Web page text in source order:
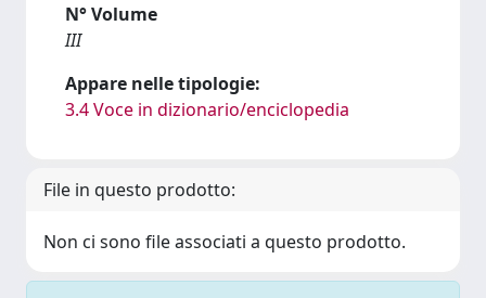
N° Volume
III
Appare nelle tipologie:
3.4 Voce in dizionario/enciclopedia
File in questo prodotto:
Non ci sono file associati a questo prodotto.